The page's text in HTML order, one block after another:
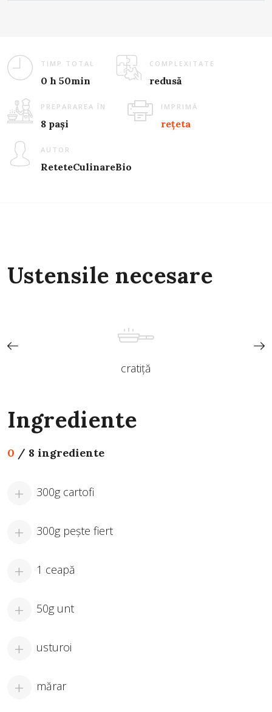
TIMP TOTAL
0 h 50min
COMPLEXITATE
redusă
PREPARAREA ÎN
8 pași
IMPRIMĂ
rețeta
AUTOR
ReteteCulinareBio
Ustensile necesare
cratiță
Ingrediente
0 / 8 ingrediente
300g cartofi
300g peşte fiert
1 ceapă
50g unt
usturoi
mărar